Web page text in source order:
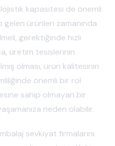
kapasitesi de önemli
ürünleri zamanında
gerektiğinde hızlı
üretim tesislerinin
olması, ürün kalitesinin
önemli bir rol
sahip olmayan bir
neden olabilir.
sevkiyat firmalarını